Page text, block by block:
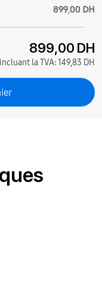
899,00 DH
899,00 DH
la TVA:149,83 DH